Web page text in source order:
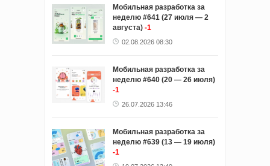
Мобильная разработка за
неделю #641 (27 июля — 2
августа) -1
02.08.2026 08:30
Мобильная разработка за
неделю #640 (20 — 26 июля)
-1
26.07.2026 13:46
Мобильная разработка за
неделю #639 (13 — 19 июля)
-1